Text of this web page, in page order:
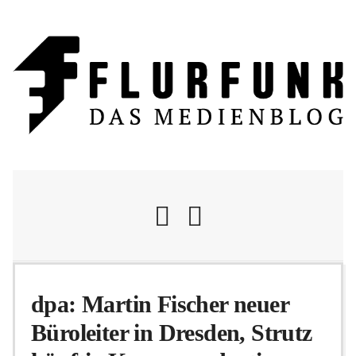
Nachrichten
Flurschelte
dpa: Martin Fischer neuer
Büroleiter in Dresden, Strutz